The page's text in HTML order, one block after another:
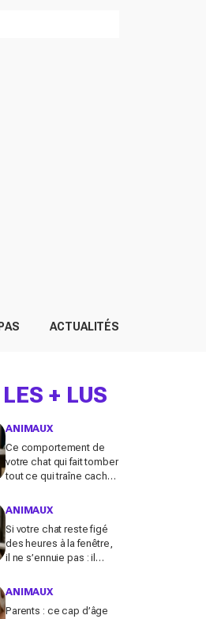
ACTUALITÉS
+ LUS
ANIMAUX
Ce comportement de
votre chat qui fait tomber
tout ce qui traîne cache
vous ne devez plus
ANIMAUX
Si votre chat reste figé
des heures à la fenêtre,
il ne s’ennuie pas : il
faculté mentale que
ANIMAUX
Parents : ce cap d’âge